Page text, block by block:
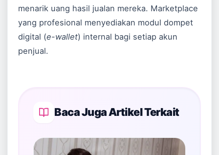
menarik uang hasil jualan mereka. Marketplace
yang profesional menyediakan modul dompet
digital (e-wallet) internal bagi setiap akun
penjual.
Baca Juga Artikel Terkait